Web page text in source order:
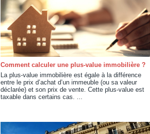
Comment calculer une plus-value immobilière ?
La plus-value immobilière est égale à la différence
entre le prix d’achat d’un immeuble (ou sa valeur
déclarée) et son prix de vente. Cette plus-value est
taxable dans certains cas. ...